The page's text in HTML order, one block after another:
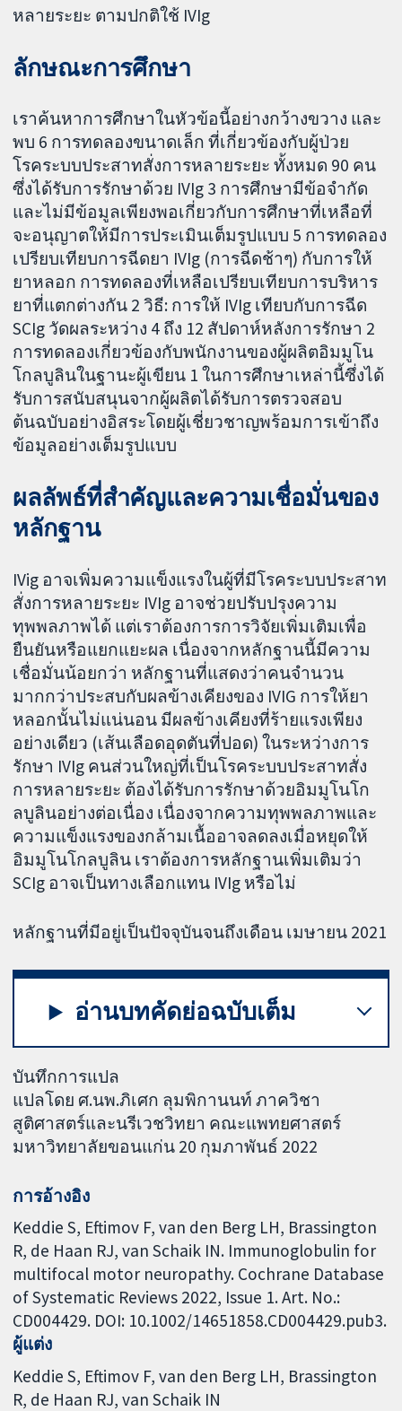
หลายระยะ ตามปกติใช้ IVIg
ลักษณะการศึกษา
เราค้นหาการศึกษาในหัวข้อนี้อย่างกว้างขวาง และ
พบ 6 การทดลองขนาดเล็ก ที่เกี่ยวข้องกับผู้ป่วย
โรคระบบประสาทสั่งการหลายระยะ ทั้งหมด 90 คน
ซึ่งได้รับการรักษาด้วย IVIg 3 การศึกษามีข้อจำกัด
และไม่มีข้อมูลเพียงพอเกี่ยวกับการศึกษาที่เหลือที่
จะอนุญาตให้มีการประเมินเต็มรูปแบบ 5 การทดลอง
เปรียบเทียบการฉีดยา IVIg (การฉีดช้าๆ) กับการให้
ยาหลอก การทดลองที่เหลือเปรียบเทียบการบริหาร
ยาที่แตกต่างกัน 2 วิธี: การให้ IVIg เทียบกับการฉีด
SCIg วัดผลระหว่าง 4 ถึง 12 สัปดาห์หลังการรักษา 2
การทดลองเกี่ยวข้องกับพนักงานของผู้ผลิตอิมมูโน
โกลบูลินในฐานะผู้เขียน 1 ในการศึกษาเหล่านี้ซึ่งได้
รับการสนับสนุนจากผู้ผลิตได้รับการตรวจสอบ
ต้นฉบับอย่างอิสระโดยผู้เชี่ยวชาญพร้อมการเข้าถึง
ข้อมูลอย่างเต็มรูปแบบ
ผลลัพธ์ที่สำคัญและความเชื่อมั่นของ
หลักฐาน
IVig อาจเพิ่มความแข็งแรงในผู้ที่มีโรคระบบประสาท
สั่งการหลายระยะ IVIg อาจช่วยปรับปรุงความ
ทุพพลภาพได้ แต่เราต้องการการวิจัยเพิ่มเติมเพื่อ
ยืนยันหรือแยกแยะผล เนื่องจากหลักฐานนี้มีความ
เชื่อมั่นน้อยกว่า หลักฐานที่แสดงว่าคนจำนวน
มากกว่าประสบกับผลข้างเคียงของ IVIG การให้ยา
หลอกนั้นไม่แน่นอน มีผลข้างเคียงที่ร้ายแรงเพียง
อย่างเดียว (เส้นเลือดอุดตันที่ปอด) ในระหว่างการ
รักษา IVIg คนส่วนใหญ่ที่เป็นโรคระบบประสาทสั่ง
การหลายระยะ ต้องได้รับการรักษาด้วยอิมมูโนโก
ลบูลินอย่างต่อเนื่อง เนื่องจากความทุพพลภาพและ
ความแข็งแรงของกล้ามเนื้ออาจลดลงเมื่อหยุดให้
อิมมูโนโกลบูลิน เราต้องการหลักฐานเพิ่มเติมว่า
SCIg อาจเป็นทางเลือกแทน IVIg หรือไม่
หลักฐานที่มีอยู่เป็นปัจจุบันจนถึงเดือน เมษายน 2021
อ่านบทคัดย่อฉบับเต็ม
บันทึกการแปล
แปลโดย ศ.นพ.ภิเศก ลุมพิกานนท์ ภาควิชา
สูติศาสตร์และนรีเวชวิทยา คณะแพทยศาสตร์
มหาวิทยาลัยขอนแก่น 20 กุมภาพันธ์ 2022
การอ้างอิง
Keddie S, Eftimov F, van den Berg LH, Brassington
R, de Haan RJ, van Schaik IN. Immunoglobulin for
multifocal motor neuropathy. Cochrane Database
of Systematic Reviews 2022, Issue 1. Art. No.:
CD004429. DOI: 10.1002/14651858.CD004429.pub3.
ผู้แต่ง
Keddie S Eftimov F van den Berg LH Brassington
R de Haan RJ van Schaik IN